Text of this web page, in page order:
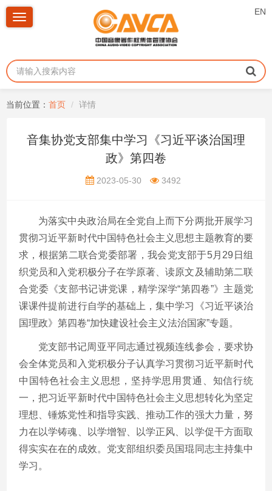
EN
Toggle
当前位置： 首页 详情
音集协党支部集中学习《习近平谈治国理
政》第四卷
2023-05-30 3492
为落实中央政治局在全党自上而下分两批开展学习
贯彻习近平新时代中国特色社会主义思想主题教育的要
求，根据第二联合党委部署，我会党支部于5月29日组
织党员和入党积极分子在学原著、读原文及辅助第二联
合党委《支部书记讲党课，精学深学“第四卷”》主题党
课课件提前进行自学的基础上，集中学习《习近平谈治
国理政》第四卷“加快建设社会主义法治国家”专题。
党支部书记周亚平同志通过视频连线参会，要求协
会全体党员和入党积极分子认真学习贯彻习近平新时代
中国特色社会主义思想，坚持学思用贯通、知信行统
一，把习近平新时代中国特色社会主义思想转化为坚定
理想、锤炼党性和指导实践、推动工作的强大力量，努
力在以学铸魂、以学增智、以学正风、以学促干方面取
得实实在在的成效。党支部组织委员国琨同志主持集中
学习。